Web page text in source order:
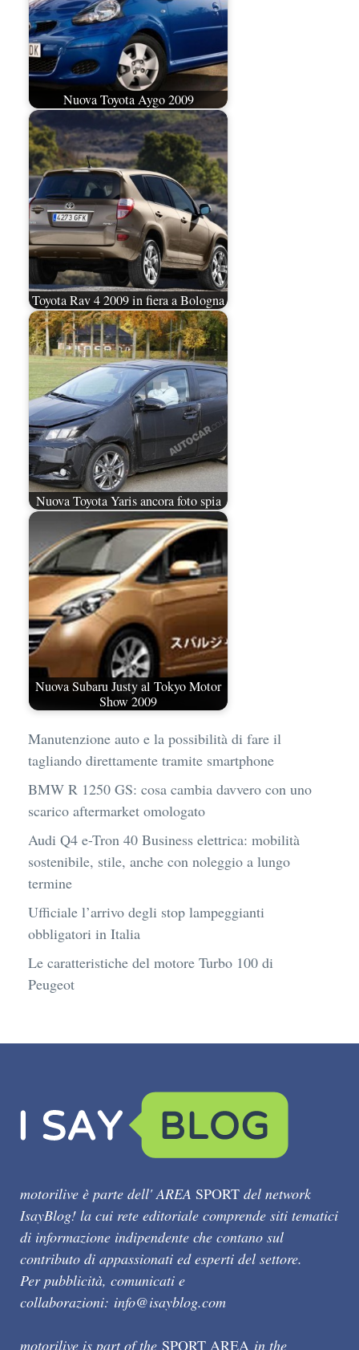
Nuova Toyota Aygo 2009
Toyota Rav 4 2009 in fiera a Bologna
Nuova Toyota Yaris ancora foto spia
Nuova Subaru Justy al Tokyo Motor
Show 2009
Manutenzione auto e la possibilità di fare il
tagliando direttamente tramite smartphone
BMW R 1250 GS: cosa cambia davvero con uno
scarico aftermarket omologato
Audi Q4 e-Tron 40 Business elettrica: mobilità
sostenibile, stile, anche con noleggio a lungo
termine
Ufficiale l’arrivo degli stop lampeggianti
obbligatori in Italia
Le caratteristiche del motore Turbo 100 di
Peugeot
motorilive è parte dell' AREA SPORT del network
IsayBlog! la cui rete editoriale comprende siti tematici
di informazione indipendente che contano sul
contributo di appassionati ed esperti del settore.
Per pubblicità, comunicati e
collaborazioni: info@isayblog.com
motorilive is part of the SPORT AREA in the